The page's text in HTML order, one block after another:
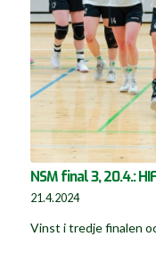
NSM final 3, 20.4.:
21.4.2024
Vinst i tredje finalen